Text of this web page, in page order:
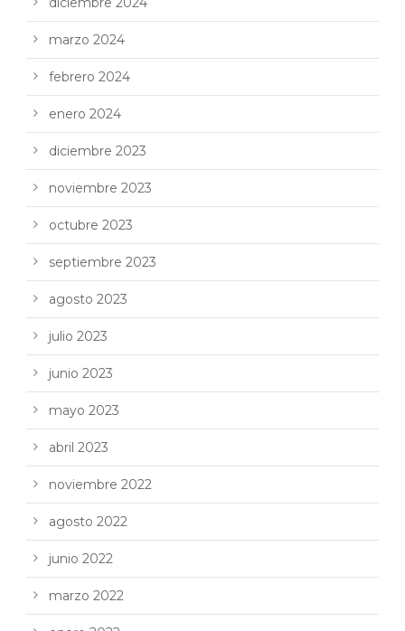
marzo 2024
febrero 2024
enero 2024
diciembre 2023
noviembre 2023
octubre 2023
septiembre 2023
agosto 2023
julio 2023
junio 2023
mayo 2023
abril 2023
noviembre 2022
agosto 2022
junio 2022
marzo 2022